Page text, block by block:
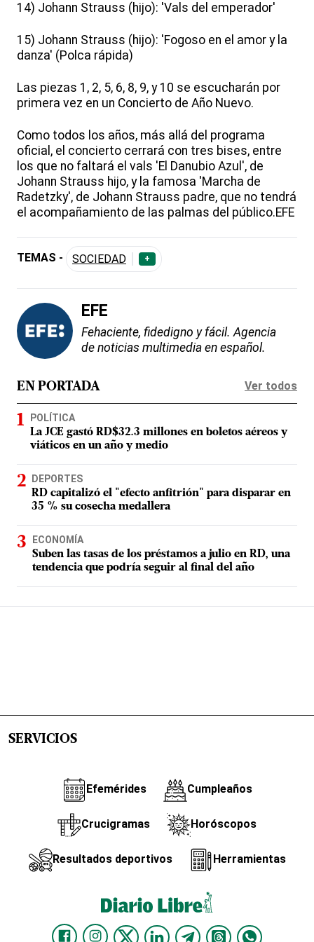
14) Johann Strauss (hijo): 'Vals del emperador'
15) Johann Strauss (hijo): 'Fogoso en el amor y la
danza' (Polca rápida)
Las piezas 1, 2, 5, 6, 8, 9, y 10 se escucharán por
primera vez en un Concierto de Año Nuevo.
Como todos los años, más allá del programa
oficial, el concierto cerrará con tres bises, entre
los que no faltará el vals 'El Danubio Azul', de
Johann Strauss hijo, y la famosa 'Marcha de
Radetzky', de Johann Strauss padre, que no tendrá
el acompañamiento de las palmas del público.EFE
TEMAS - SOCIEDAD +
EFE
Fehaciente, fidedigno y fácil. Agencia
de noticias multimedia en español.
EN PORTADA Ver todos
POLÍTICA
La JCE gastó RD$32.3 millones en boletos aéreos y
viáticos en un año y medio
DEPORTES
RD capitalizó el "efecto anfitrión" para disparar en
35 % su cosecha medallera
ECONOMÍA
Suben las tasas de los préstamos a julio en RD, una
tendencia que podría seguir al final del año
SERVICIOS
Efemérides Cumpleaños
Crucigramas Horóscopos
Resultados deportivos Herramientas